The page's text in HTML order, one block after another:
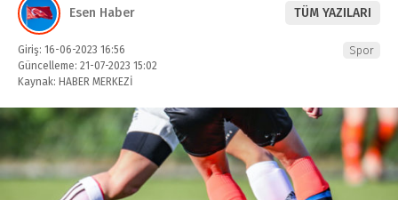
Esen Haber TÜM YAZILARI
Giriş: 16-06-2023 16:56
Güncelleme: 21-07-2023 15:02
Kaynak: HABER MERKEZİ
Spor